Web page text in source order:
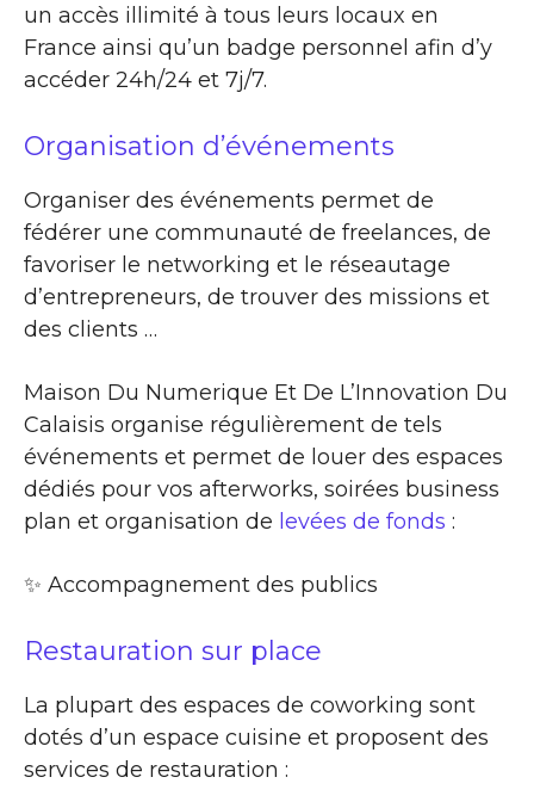
un accès illimité à tous leurs locaux en
France ainsi qu’un badge personnel afin d’y
accéder 24h/24 et 7j/7.
Organisation d’événements
Organiser des événements permet de
fédérer une communauté de freelances, de
favoriser le networking et le réseautage
d’entrepreneurs, de trouver des missions et
des clients …
Maison Du Numerique Et De L’Innovation Du
Calaisis organise régulièrement de tels
événements et permet de louer des espaces
dédiés pour vos afterworks, soirées business
plan et organisation de levées de fonds :
✨​ Accompagnement des publics
Restauration sur place
La plupart des espaces de coworking sont
dotés d’un espace cuisine et proposent des
services de restauration :